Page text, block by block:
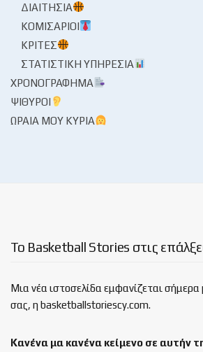
ΔΙΑΙΤΗΣΊΑ
ΚΟΜΙΣΆΡΙΟΙ
ΚΡΙΤΈΣ
ΣΤΑΤΙΣΤΙΚΉ ΥΠΗΡΕΣΊΑ
ΧΡΟΝΟΓΡΆΦΗΜΑ
ΨΊΘΥΡΟΙ
ΩΡΑΊΑ ΜΟΥ ΚΥΡΊΑ
Το Basketball Stories στις
Μια νέα ιστοσελίδα εμφανίζεται
σας, η basketballstoriescy.com.
Κανένα μα κανένα κείμενο σε αυτήν